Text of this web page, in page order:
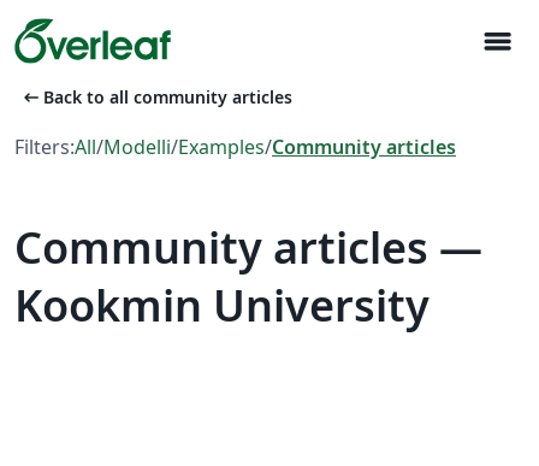
menu
arrow_left_alt Back to all community articles
Filters:All/Modelli/Examples/Community articles
Community articles —
Kookmin University